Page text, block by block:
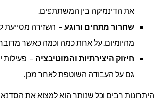
את הדינמיקה בין המשתתפים.
שחרור מתחים ורוגע – השזירה מסייעת
מהיומיום. על אחת כמה וכמה כאשר
חיזוק היצירתיות והמוטיבציה – פעילות
גם על העבודה השוטפת לאחר מכן.
היתרונות רבים וכל שנותר הוא למצוא את